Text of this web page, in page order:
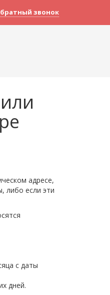
звонок
адресе,
либо если эти
с даты
дней.